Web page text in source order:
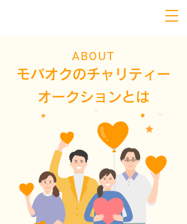
ABOUT
モバオクのチャリティー
オークションとは